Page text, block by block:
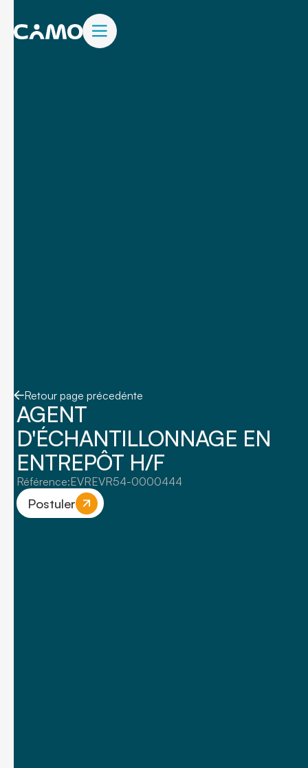
Retour page précedénte
AGENT
D'ÉCHANTILLONNAGE EN
ENTREPÔT H/F
Référence:EVREVR54-0000444
Postuler